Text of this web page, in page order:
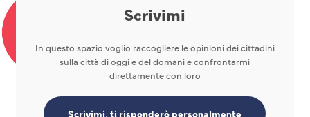
Scrivimi
In questo spazio voglio raccogliere le opinioni dei cittadini
sulla città di oggi e del domani e confrontarmi
direttamente con loro
Scrivimi, ti risponderò personalmente